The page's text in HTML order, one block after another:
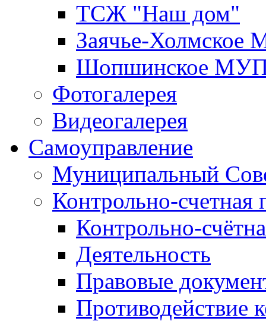
ТСЖ "Наш дом"
Заячье-
Шопшинское
Фотогалерея
Видеогалерея
Самоуправление
Муниципальный
Контрольно-счетная
Контрольно-
Деятельность
Правовые
Противодействие